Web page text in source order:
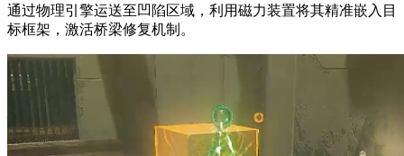
通过物理引擎运送至凹陷区域，利用磁力装置将其精准嵌入目
标框架，激活桥梁修复机制。